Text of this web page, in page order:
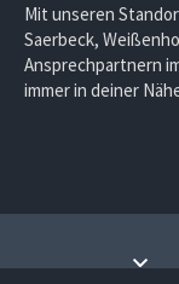
Mit unseren
Saerbeck,
Ansprechpartnern
immer in deiner